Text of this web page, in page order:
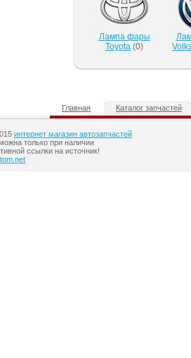
Лампа фары
Toyota (0)
Главная Каталог запчастей
интернет магазин автозапчастей
только при наличии
ссылки на источник!